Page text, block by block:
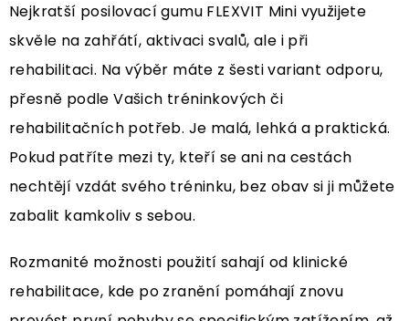
Nejkratší posilovací gumu FLEXVIT Mini využijete
skvěle na zahřátí, aktivaci svalů, ale i při
rehabilitaci. Na výběr máte z šesti variant odporu,
přesně podle Vašich tréninkových či
rehabilitačních potřeb. Je malá, lehká a praktická.
Pokud patříte mezi ty, kteří se ani na cestách
nechtějí vzdát svého tréninku, bez obav si ji můžete
zabalit kamkoliv s sebou.
Rozmanité možnosti použití sahají od klinické
rehabilitace, kde po zranění pomáhají znovu